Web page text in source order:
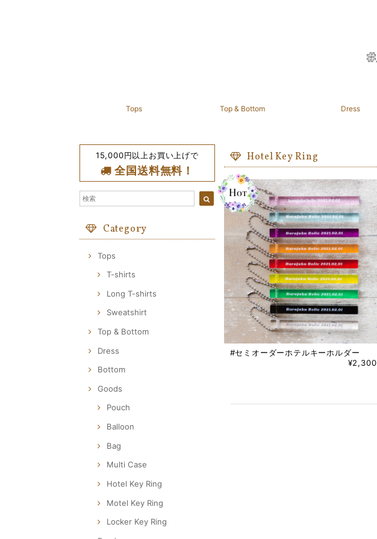
Tops Top & Bottom Dress
15,000円以上お買い上げで
全国送料無料！
Category
Tops
T-shirts
Long T-shirts
Sweatshirt
Top & Bottom
Dress
Bottom
Goods
Pouch
Balloon
Bag
Multi Case
Hotel Key Ring
Motel Key Ring
Locker Key Ring
Hotel Key Ring
#セミオーダーホテルキーホルダー
¥2,300